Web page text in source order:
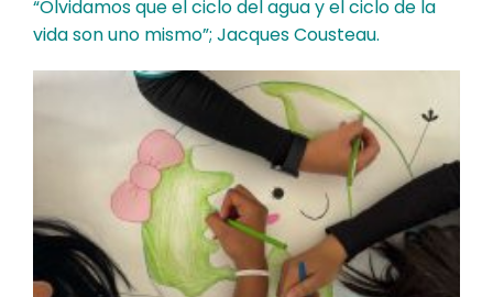
“Olvidamos que el ciclo del agua y el ciclo de la
vida son uno mismo”; Jacques Cousteau.